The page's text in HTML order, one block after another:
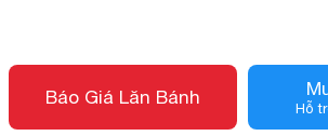
Báo Giá Lăn Bánh
Hỗ